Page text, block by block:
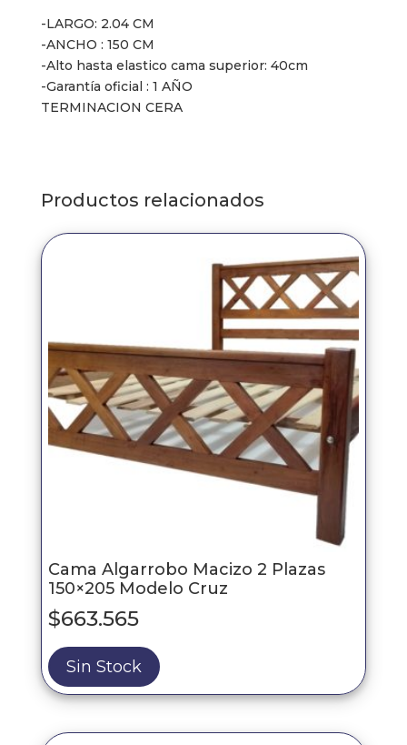
-LARGO: 2.04 CM
-ANCHO : 150 CM
-Alto hasta elastico cama superior: 40cm
-Garantía oficial : 1 AÑO
TERMINACION CERA
Productos relacionados
Cama Algarrobo Macizo 2 Plazas
150×205 Modelo Cruz
$663.565
Sin Stock